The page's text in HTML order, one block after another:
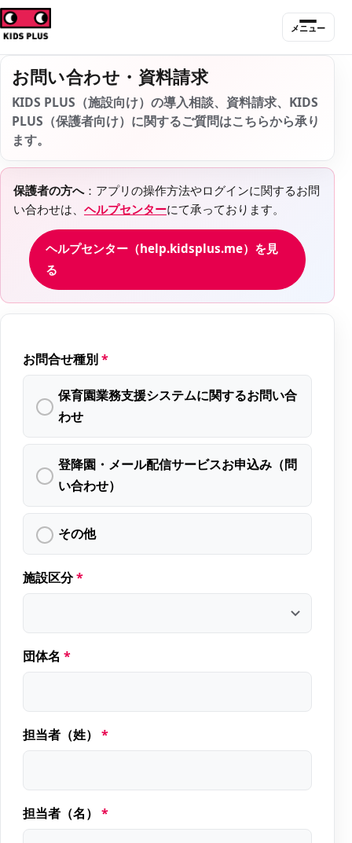
メニュー
お問い合わせ・資料請求
KIDS PLUS（施設向け）の導入相談、資料請求、KIDS
PLUS（保護者向け）に関するご質問はこちらから承り
ます。
保護者の方へ：アプリの操作方法やログインに関するお問
い合わせは、 ヘルプセンターにて承っております。
ヘルプセンター（help.kidsplus.me）を見
る